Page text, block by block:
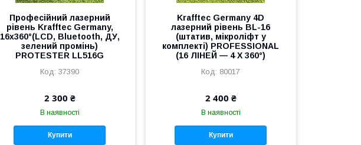
Професійний лазерний
рівень Krafftec Germany,
16x360°(LCD, Bluetooth, ДУ,
зелений промінь)
PROTESTER LL516G
37390
2 300 ₴
В наявності
Купити
Krafftec Germany 4D
лазерний рівень BL-16
(штатив, мікроліфт у
комплекті) PROFESSIONAL
(16 ЛІНЕЙ — 4 X 360°)
80017
2 400 ₴
В наявності
Купити